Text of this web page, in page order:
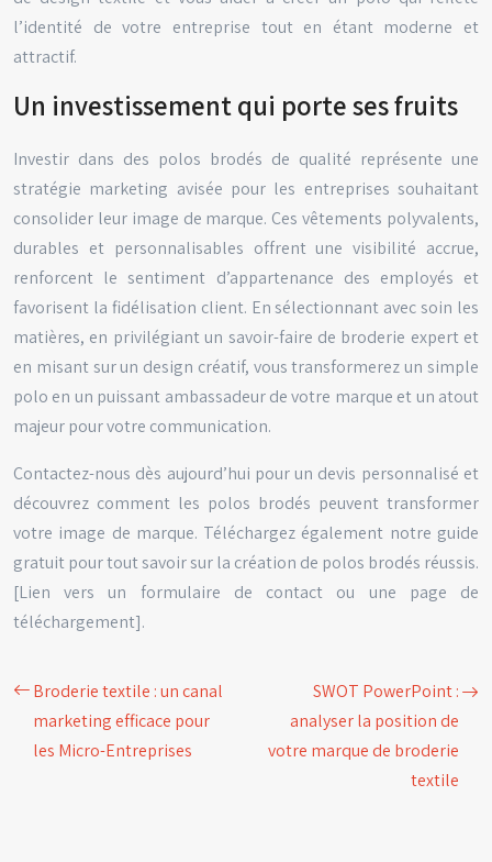
l’identité de votre entreprise tout en étant moderne et
attractif.
Un investissement qui porte ses fruits
Investir dans des polos brodés de qualité représente une
stratégie marketing avisée pour les entreprises souhaitant
consolider leur image de marque. Ces vêtements polyvalents,
durables et personnalisables offrent une visibilité accrue,
renforcent le sentiment d’appartenance des employés et
favorisent la fidélisation client. En sélectionnant avec soin les
matières, en privilégiant un savoir-faire de broderie expert et
en misant sur un design créatif, vous transformerez un simple
polo en un puissant ambassadeur de votre marque et un atout
majeur pour votre communication.
Contactez-nous dès aujourd’hui pour un devis personnalisé et
découvrez comment les polos brodés peuvent transformer
votre image de marque. Téléchargez également notre guide
gratuit pour tout savoir sur la création de polos brodés réussis.
[Lien vers un formulaire de contact ou une page de
téléchargement].
Broderie textile : un canal
marketing efficace pour
les Micro-Entreprises
SWOT PowerPoint :
analyser la position de
votre marque de broderie
textile